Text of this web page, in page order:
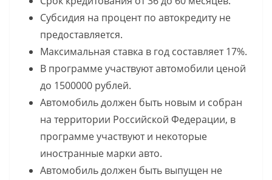
Субсидия на процент по автокредиту не
предоставляется.
Максимальная ставка в год составляет 17%.
В программе участвуют автомобили ценой
до 1500000 рублей.
Автомобиль должен быть новым и собран
на территории Российской Федерации, в
программе участвуют и некоторые
иностранные марки авто.
Автомобиль должен быть выпущен не